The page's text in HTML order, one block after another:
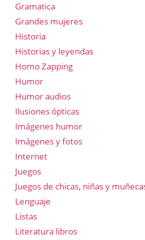
Gramatica
Grandes mujeres
Historia
Historias y leyendas
Homo Zapping
Humor
Humor audios
Ilusiones ópticas
Imágenes humor
Imágenes y fotos
Internet
Juegos
Juegos de chicas, niñas y
Lenguaje
Listas
Literatura libros